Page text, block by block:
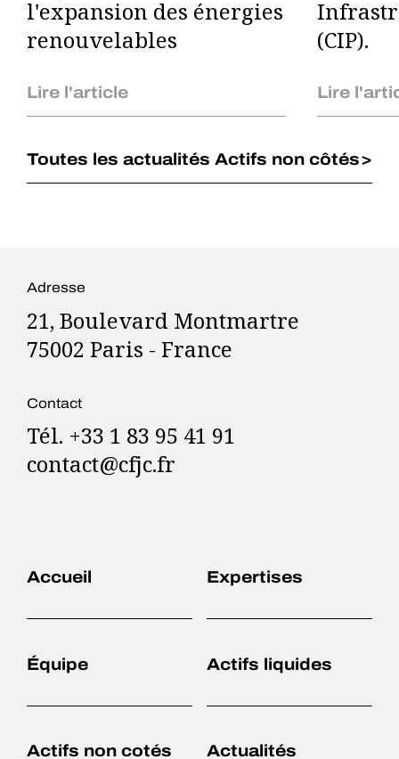
l'expansion des énergies
renouvelables
Lire l'article
(CIP).
Lire
Toutes les actualités Actifs non côtés
Adresse
21, Boulevard Montmartre
75002 Paris - France
Contact
Tél. +33 1 83 95 41 91
contact@cfjc.fr
Accueil Expertises
Équipe Actifs liquides
Actifs non cotés Actualités